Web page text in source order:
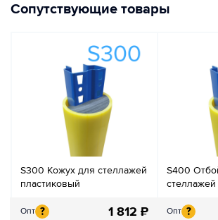
Сопутствующие товары
S300 Кожух для стеллажей
пластиковый
Опт ? 1 812 ₽
S400
Опт ?